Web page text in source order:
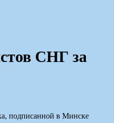
СНГ за
подписанной в Минске